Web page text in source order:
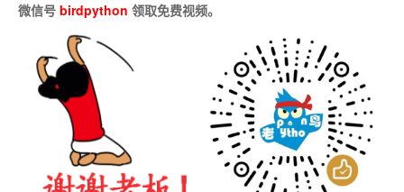
微信号 birdpython 领取免费视频。